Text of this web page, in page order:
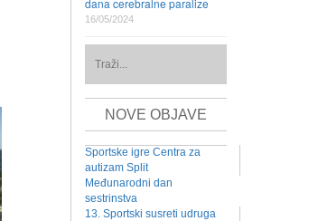
dana cerebralne paralize
16/05/2024
NOVE OBJAVE
Sportske igre Centra za
autizam Split
Međunarodni dan
sestrinstva
13. Sportski susreti udruga